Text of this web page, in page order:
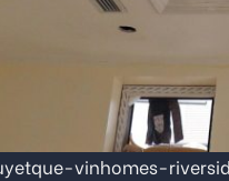
vinhomes-